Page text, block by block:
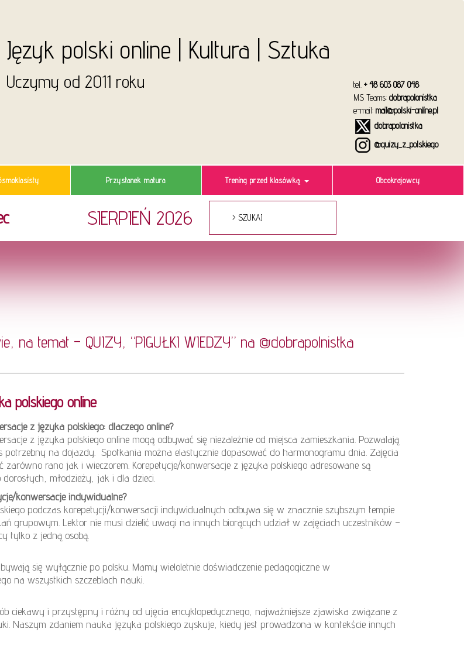
Język polski online | Kultura | Sztuka
Uczymy od 2011 roku tel. + 48 603 087 048
MS Teams: dobrapolonistka
e-mail: mail@polski-online.pl
dobrapolonistka
@quizy_z_polskiego
Przystanek matura Trening przed klasówką Obcokrajowcy
SIERPIEŃ 2026
na temat – QUIZY, “PIGUŁKI WIEDZY” na @dobrapolnistka
polskiego online
z języka polskiego: dlaczego online?
z języka polskiego online mogą odbywać się niezależnie od miejsca zamieszkania. Pozwalają
potrzebny na dojazdy. Spotkania można elastycznie dopasować do harmonogramu dnia. Zajęcia
zarówno rano jak i wieczorem. Korepetycje/konwersacje z języka polskiego adresowane są
młodzieży, jak i dla dzieci.
konwersacje indywidualne?
podczas korepetycji/konwersacji indywidualnych odbywa się w znacznie szybszym tempie
grupowym. Lektor nie musi dzielić uwagi na innych biorących udział w zajęciach uczestników –
tylko z jedną osobą.
się wyłącznie po polsku. Mamy wieloletnie doświadczenie pedagogiczne w
na wszystkich szczeblach nauki.
ciekawy i przystępny i różny od ujęcia encyklopedycznego, najważniejsze zjawiska związane z
Naszym zdaniem nauka języka polskiego zyskuje, kiedy jest prowadzona w kontekście innych